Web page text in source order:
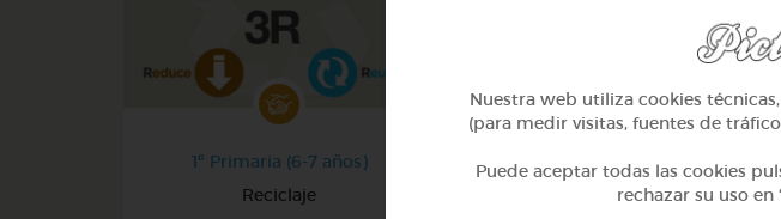
1º Primaria (6-7 años)
Reciclaje
1º Primaria (6-7 años)
Mi familia
Nuestra web utiliza cookies
(para medir visitas, fuentes de
Puede aceptar todas las cookies
rechazar su uso en